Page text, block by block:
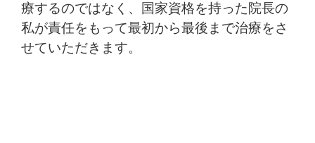
療するのではなく、国家資格を持った院長の
私が責任をもって最初から最後まで治療をさ
せていただきます。